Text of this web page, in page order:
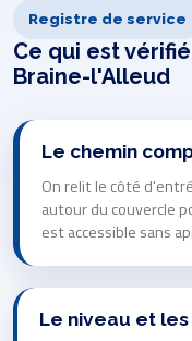
Registre de service
Ce qui est
Braine-l'Alleud
Le chemin
On relit le côté
autour du couvercle
est accessible sans
Le niveau et